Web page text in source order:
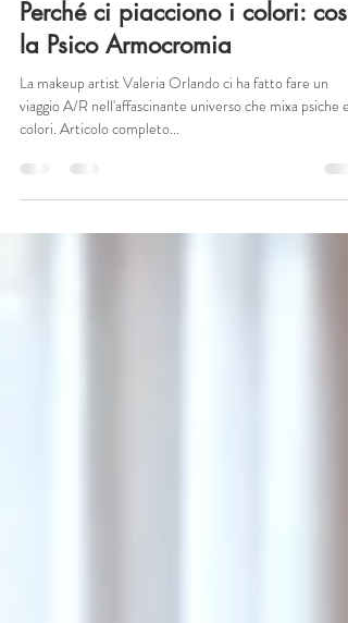
Vor Make-up Customer care
3 apr 2024
Tempo di lettura: 1 min
Perché ci piacciono i colori:
la Psico Armocromia
viaggio A/R nell'affascinante universo che mixa psiche e
colori. Articolo completo...